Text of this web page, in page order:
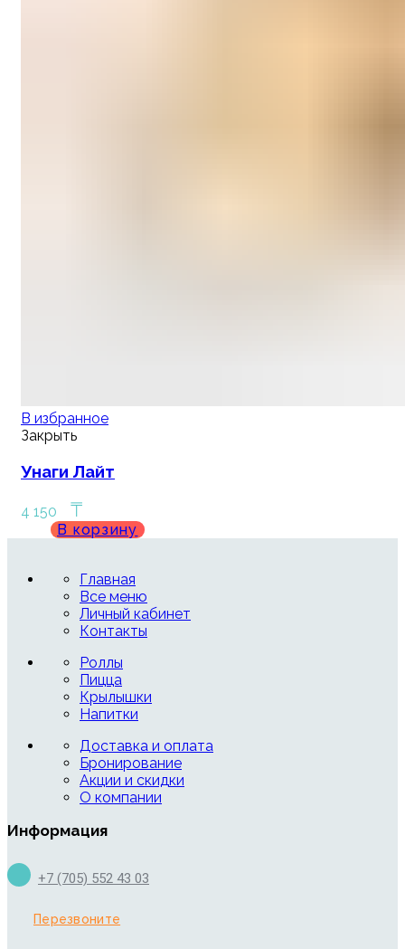
В избранное
Закрыть
Унаги Лайт
4 150 ₸
В корзину
Главная
Все меню
Личный кабинет
Контакты
Роллы
Пицца
Крылышки
Напитки
Доставка и оплата
Бронирование
Акции и скидки
О компании
Информация
+7 (705) 552 43 03
Перезвоните